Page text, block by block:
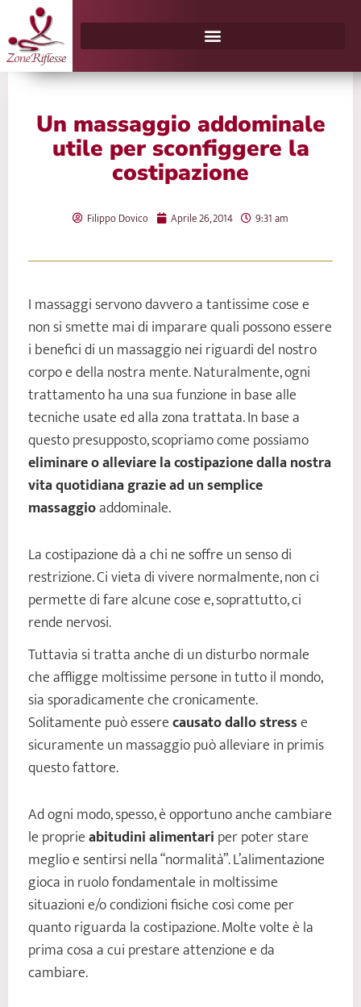
al
contenuto
Un massaggio addominale
utile per sconfiggere la
costipazione
Filippo Dovico Aprile 26, 2014 9:31 am
I massaggi servono davvero a tantissime cose e
non si smette mai di imparare quali possono essere
i benefici di un massaggio nei riguardi del nostro
corpo e della nostra mente. Naturalmente, ogni
trattamento ha una sua funzione in base alle
tecniche usate ed alla zona trattata. In base a
questo presupposto, scopriamo come possiamo
eliminare o alleviare la costipazione dalla nostra
vita quotidiana grazie ad un semplice
massaggioaddominale.
La costipazione dà a chi ne soffre un senso di
restrizione. Ci vieta di vivere normalmente, non ci
permette di fare alcune cose e, soprattutto, ci
rende nervosi.
Tuttavia si tratta anche di un disturbo normale
che affligge moltissime persone in tutto il mondo,
sia sporadicamente che cronicamente.
Solitamente può esserecausato dallo stresse
sicuramente un massaggio può alleviare in primis
questo fattore.
Ad ogni modo, spesso, è opportuno anche cambiare
le proprieabitudini alimentari per poter stare
meglio e sentirsi nella “normalità”. L’alimentazione
gioca in ruolo fondamentale in moltissime
situazioni e/o condizioni fisiche cosi come per
quanto riguarda la costipazione. Molte volte è la
prima cosa a cui prestare attenzione e da
cambiare.